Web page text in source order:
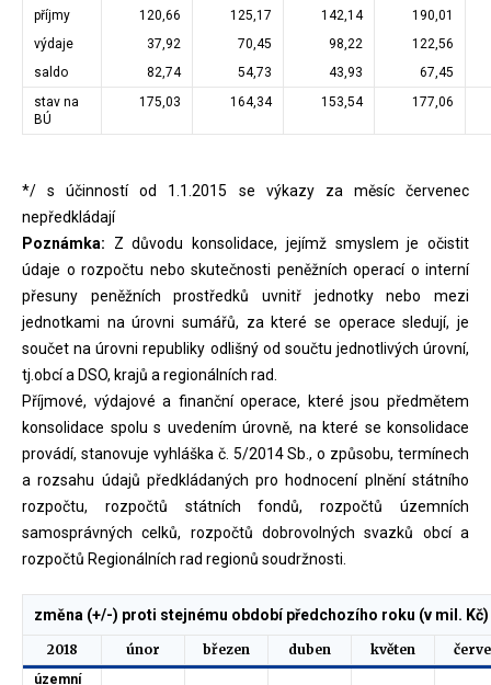
příjmy
120,66 125,17 142,14
190,01
výdaje
37,92 70,45 98,22
122,56
saldo
82,74 54,73 43,93
67,45
stav na
BÚ
175,03 164,34 153,54 177,06
*/ s účinností od 1.1.2015 se výkazy za měsíc červenec
nepředkládají
Poznámka: Z důvodu konsolidace, jejímž smyslem je očistit
údaje o rozpočtu nebo skutečnosti peněžních operací o interní
přesuny peněžních prostředků uvnitř jednotky nebo mezi
jednotkami na úrovni sumářů, za které se operace sledují, je
součet na úrovni republiky odlišný od součtu jednotlivých úrovní,
tj.obcí a DSO, krajů a regionálních rad.
Příjmové, výdajové a finanční operace, které jsou předmětem
konsolidace spolu s uvedením úrovně, na které se konsolidace
provádí, stanovuje vyhláška č. 5/2014 Sb., o způsobu, termínech
a rozsahu údajů předkládaných pro hodnocení plnění státního
rozpočtu, rozpočtů státních fondů, rozpočtů územních
samosprávných celků, rozpočtů dobrovolných svazků obcí a
rozpočtů Regionálních rad regionů soudržnosti.
2018 únor březen duben květen
změna (+/-) proti stejnému období předchozího roku (v mil. Kč)
územní